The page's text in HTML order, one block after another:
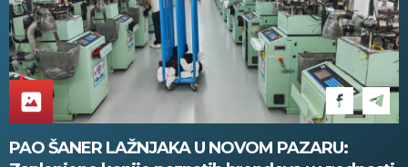
PAO ŠANER LAŽNJAKA U NOVOM PAZARU: